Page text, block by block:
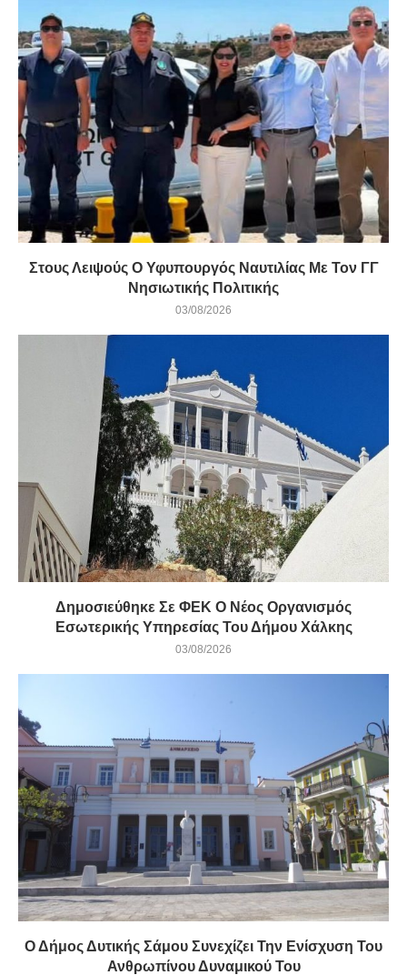
Στους Λειψούς Ο Υφυπουργός Ναυτιλίας Με Τον ΓΓ
Νησιωτικής Πολιτικής
03/08/2026
Δημοσιεύθηκε Σε ΦΕΚ Ο Νέος Οργανισμός
Εσωτερικής Υπηρεσίας Του Δήμου Χάλκης
03/08/2026
Ο Δήμος Δυτικής Σάμου Συνεχίζει Την Ενίσχυση Του
Ανθρωπίνου Δυναμικού Του